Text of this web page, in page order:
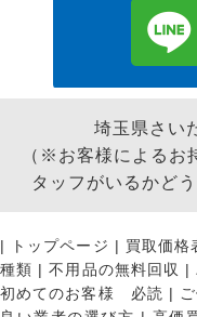
埼玉県さい
（※お客様によるお
タッフがいるかど
| トップページ | 買取価格
種類 |不用品の無料回収 |
初めてのお客様 必読 |